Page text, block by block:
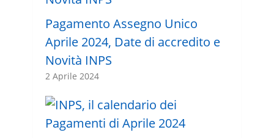
Pagamento Assegno Unico
Aprile 2024, Date di accredito e
Novità INPS
2 Aprile 2024